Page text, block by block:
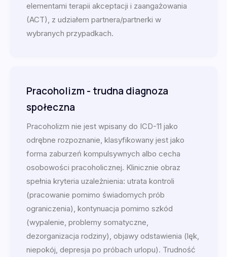
elementami terapii akceptacji i zaangażowania
(ACT), z udziałem partnera/partnerki w
wybranych przypadkach.
Pracoholizm - trudna diagnoza
społeczna
Pracoholizm nie jest wpisany do ICD-11 jako
odrębne rozpoznanie, klasyfikowany jest jako
forma zaburzeń kompulsywnych albo cecha
osobowości pracoholicznej. Klinicznie obraz
spełnia kryteria uzależnienia: utrata kontroli
(pracowanie pomimo świadomych prób
ograniczenia), kontynuacja pomimo szkód
(wypalenie, problemy somatyczne,
dezorganizacja rodziny), objawy odstawienia (lęk,
niepokój, depresja po próbach urlopu). Trudność